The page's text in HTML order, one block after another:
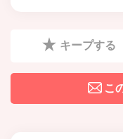
キープする
こ